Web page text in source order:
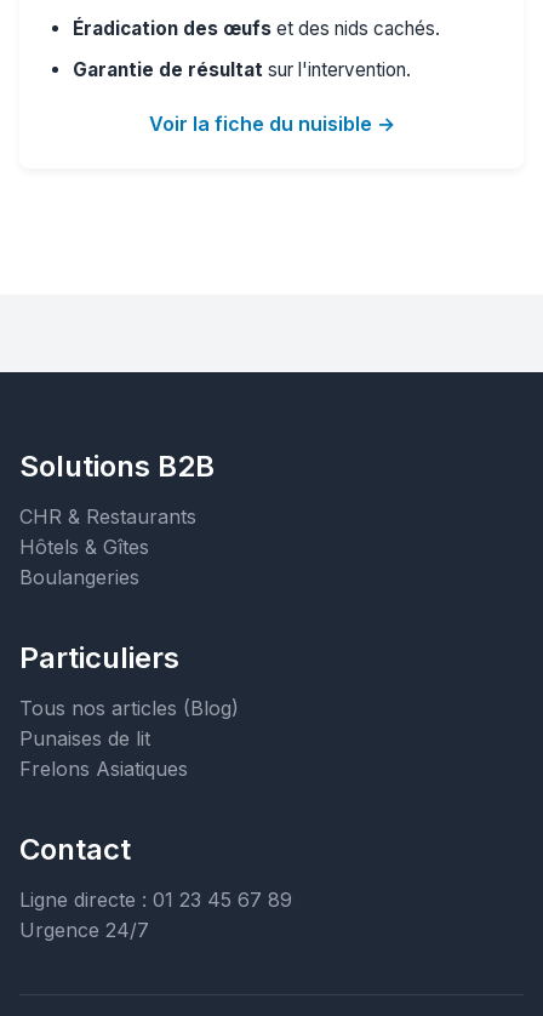
Éradication des œufs et des nids cachés.
Garantie de résultat sur l'intervention.
Voir la fiche du nuisible →
Solutions B2B
CHR & Restaurants
Hôtels & Gîtes
Boulangeries
Particuliers
Tous nos articles (Blog)
Punaises de lit
Frelons Asiatiques
Contact
Ligne directe : 01 23 45 67 89
Urgence 24/7